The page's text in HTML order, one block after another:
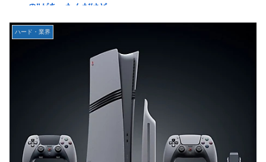
ヨーロッパが右翼政党の党員から銀行口座を作る権利を剥
【ウマ娘】ケンタ？のシオン
韓国人「海上自衛隊護衛艦ちょうかいによるトマホーク巡航
ミサイルの実射試験に韓国人が衝撃！」→「着々と進む最新
【画像】かつて天下を獲っていたYouTuberの現在ｗｗｗｗ
【悲報】コレコレ、月収1億円ｗｗｗそりゃ外出るのにボデ
ィガードつけるわ…
【悲報】福岡の電車、完全にやらかす。構内アナウンスでド
の”があったんだけど…」
【画像】かつて天下を獲っていたYouTuberの現在ｗｗｗｗ
客が避難する事態にｗｗｗｗ
【警告】社会人「スムージーにキウイ皮ごと入れよ。これ美
容にいいんだよね〜」→ 結果…
【悲報】有名漫画家、がんを公表「大腸癌になってしまいま
した。肝臓に転移も見られてステージ4です」
【衝撃】ハンターハンター、とんでもねえ伏線が発掘され
る。クルタ族の虐殺犯人がツェリードニヒだった模様！
ハード・業界